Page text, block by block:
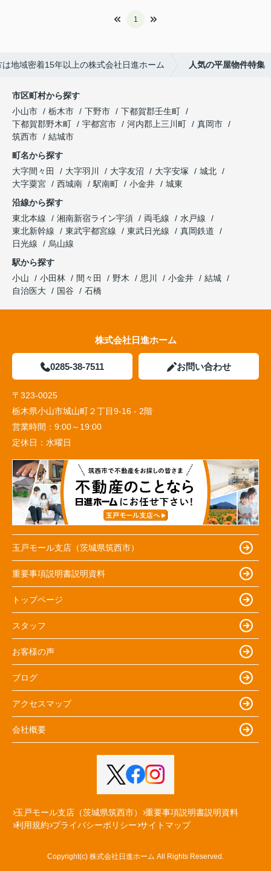
1
地域密着15年以上の株式会社日進ホーム 人気の平屋物件特集
市区町村から探す
小山市
栃木市 下野市
下都賀郡壬生町
下都賀郡野木町
宇都宮市 河内郡上三川町
真岡市
筑西市
結城市
町名から探す
大字間々田
大字羽川 大字友沼 大字安塚
城北
大字粟宮
西城南 駅南町 小金井
城東
沿線から探す
東北本線
湘南新宿ライン宇須 両毛線
水戸線
東北新幹線
東武宇都宮線 東武日光線
真岡鉄道
日光線
烏山線
駅から探す
小山
小田林 間々田 野木 思川 小金井
結城
自治医大
国谷 石橋
株式会社日進ホーム
0285-38-7511 お問い合わせ
〒323-0025
栃木県小山市城山町２丁目9-16 - 2階
営業時間： 9:00～19:00
定休日： 水曜日
玉戸モール支店（茨城県筑西市）
重要事項説明書説明資料
トップページ
スタッフ
お客様の声
ブログ
アクセスマップ
会社概要
玉戸モール支店（茨城県筑西市）
重要事項説明書説明資料
利用規約 プライバシーポリシー サイトマップ
Copyright(c) 株式会社日進ホーム All Rights Reserved.